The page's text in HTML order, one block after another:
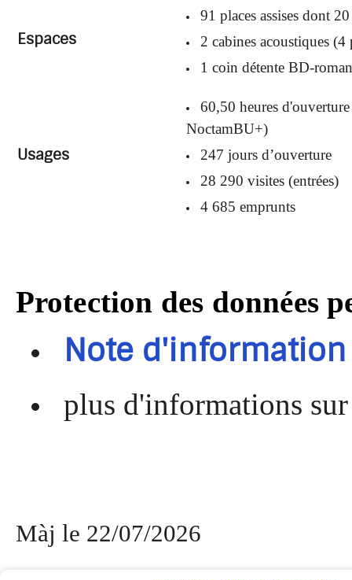
Espaces
91 places assises dont
2 cabines acoustiques (4
1 coin détente BD-
Usages
60,50 heures
NoctamBU+)
247 jours d’ouverture
28 290 visites (entrées)
4 685 emprunts
Protection des données
Note d'information
plus d'informations
Màj le 22/07/2026